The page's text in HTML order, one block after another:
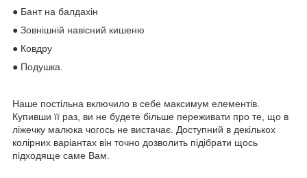
● Бант на балдахін
● Зовнішній навісний кишеню
● Ковдру
● Подушка.
Наше постільна включило в себе максимум елементів.
Купивши її раз, ви не будете більше переживати про те, що в
ліжечку малюка чогось не вистачає. Доступний в декількох
колірних варіантах він точно дозволить підібрати щось
підходяще саме Вам.